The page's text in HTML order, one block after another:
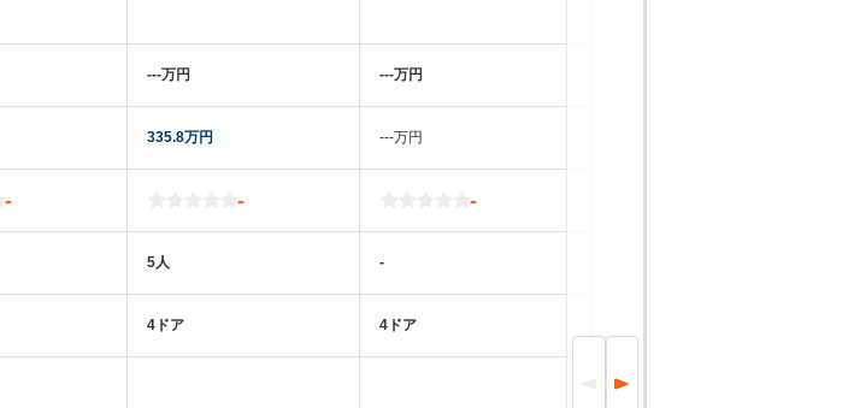
-
‐‐‐万円
335.8万円
-
5人
4ドア
‐‐‐万円
‐‐‐万円
-
-
4ドア